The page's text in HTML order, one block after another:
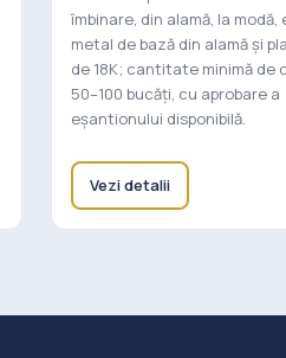
îmbinare, din alamă, la modă,
metal de bază din alamă și
de 18K; cantitate minimă de
50–100 bucăți, cu aprobare a
eșantionului disponibilă.
Vezi detalii